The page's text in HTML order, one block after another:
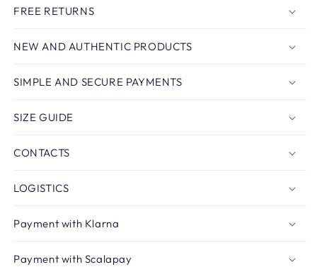
FREE RETURNS
NEW AND AUTHENTIC PRODUCTS
SIMPLE AND SECURE PAYMENTS
SIZE GUIDE
CONTACTS
LOGISTICS
Payment with Klarna
Payment with Scalapay